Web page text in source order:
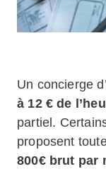
Un concierge
à 12 € de
partiel.
proposent
800€ brut par